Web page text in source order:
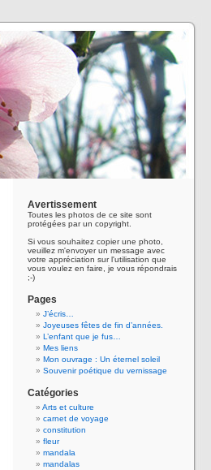
Avertissement
Toutes les photos de ce site sont
protégées par un copyright.
Si vous souhaitez copier une photo,
veuillez m'envoyer un message avec
votre appréciation sur l'utilisation que
vous voulez en faire, je vous répondrais
;-)
Pages
J’écris…
Joyeuses fêtes de fin d’années.
L’enfant que je fus…
Mes liens
Mon ouvrage : Un éternel soleil
Souvenir poétique du vernissage
Catégories
Arts et culture
carnet de voyage
constitution
fleur
mandala
mandalas